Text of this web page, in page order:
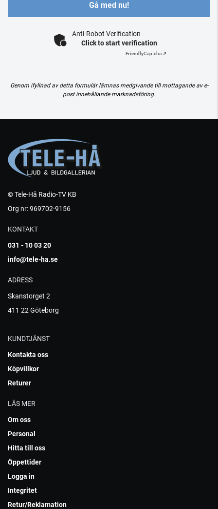
Gå med nu!
Anti-Robot Verification
Click to start verification
FriendlyCaptcha ⇗
Genom ifyllnad av detta formulär lämnas medgivande till mottagande av e-
post innehållande marknadsföring.
© Tele-Hå Radio-TV KB
Org nr: 969702-9156
KONTAKT
031 - 10 03 20
info@tele-ha.se
ADRESS
Skanstorget 2
411 22 Göteborg
KUNDTJÄNST
Kontakta oss
Köpvillkor
Returer
LÄS MER
Om oss
Personal
Hitta till oss
Öppettider
Logga in
Integritet
Retur/Reklamation